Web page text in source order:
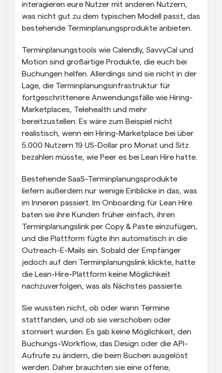
interagieren eure Nutzer mit anderen Nutzern,
was nicht gut zu dem typischen Modell passt, das
bestehende Terminplanungsprodukte anbieten.
Terminplanungstools wie Calendly, SavvyCal und
Motion sind großartige Produkte, die euch bei
Buchungen helfen. Allerdings sind sie nicht in der
Lage, die Terminplanungsinfrastruktur für
fortgeschrittenere Anwendungsfälle wie Hiring-
Marketplaces, Telehealth und mehr
bereitzustellen. Es wäre zum Beispiel nicht
realistisch, wenn ein Hiring-Marketplace bei über
5.000 Nutzern 19 US-Dollar pro Monat und Sitz
bezahlen müsste, wie Peer es bei Lean Hire hatte.
Bestehende SaaS-Terminplanungsprodukte
liefern außerdem nur wenige Einblicke in das, was
im Inneren passiert. Im Onboarding für Lean Hire
baten sie ihre Kunden früher einfach, ihren
Terminplanungslink per Copy & Paste einzufügen,
und die Plattform fügte ihn automatisch in die
Outreach-E-Mails ein. Sobald der Empfänger
jedoch auf den Terminplanungslink klickte, hatte
die Lean-Hire-Plattform keine Möglichkeit
nachzuverfolgen, was als Nächstes passierte.
Sie wussten nicht, ob oder wann Termine
stattfanden, und ob sie verschoben oder
storniert wurden. Es gab keine Möglichkeit, den
Buchungs-Workflow, das Design oder die API-
Aufrufe zu ändern, die beim Buchen ausgelöst
werden. Daher brauchten sie eine offene,